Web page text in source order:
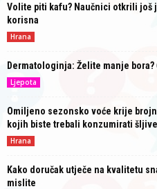
Volite piti kafu? Naučnici otkrili još
korisna
Hrana
Dermatologinja: Želite manje
Ljepota
Omiljeno sezonsko voće krije
kojih biste trebali konzumirati šljive
Hrana
Kako doručak utječe na kvalitetu
mislite